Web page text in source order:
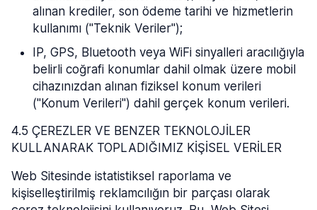
alınan krediler, son ödeme tarihi ve hizmetlerin
kullanımı ("Teknik Veriler");
IP, GPS, Bluetooth veya WiFi sinyalleri aracılığıyla
belirli coğrafi konumlar dahil olmak üzere mobil
cihazınızdan alınan fiziksel konum verileri
("Konum Verileri") dahil gerçek konum verileri.
4.5 ÇEREZLER VE BENZER TEKNOLOJİLER
KULLANARAK TOPLADIĞIMIZ KİŞİSEL VERİLER
Web Sitesinde istatistiksel raporlama ve
kişiselleştirilmiş reklamcılığın bir parçası olarak